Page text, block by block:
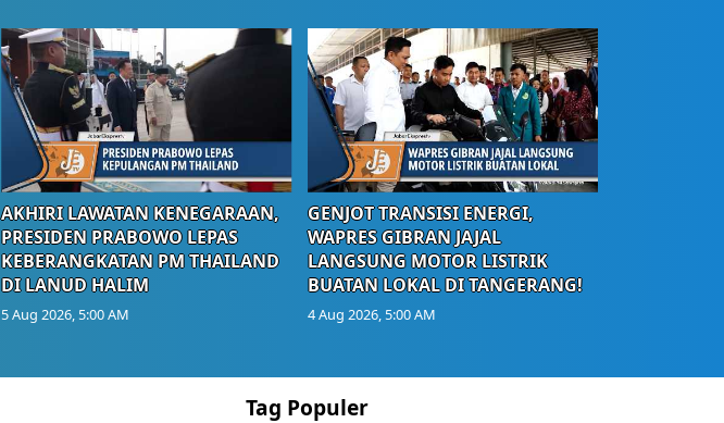
AKHIRI LAWATAN KENEGARAAN,
PRESIDEN PRABOWO LEPAS
KEBERANGKATAN PM THAILAND
DI LANUD HALIM
5 Aug 2026, 5:00 AM
GENJOT TRANSISI ENERGI,
WAPRES GIBRAN JAJAL
LANGSUNG MOTOR LISTRIK
BUATAN LOKAL DI TANGERANG!
4 Aug 2026, 5:00 AM
Tag Populer